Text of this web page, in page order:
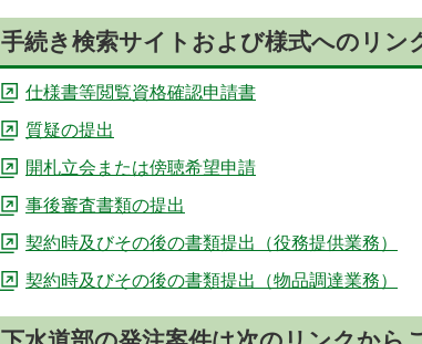
手続き検索サイトおよび様式へのリン
仕様書等閲覧資格確認申請書
質疑の提出
開札立会または傍聴希望申請
事後審査書類の提出
契約時及びその後の書類提出（役務提供業務）
契約時及びその後の書類提出（物品調達業務）